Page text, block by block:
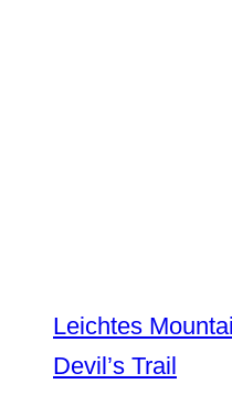
Leichtes
Devil’s Trail